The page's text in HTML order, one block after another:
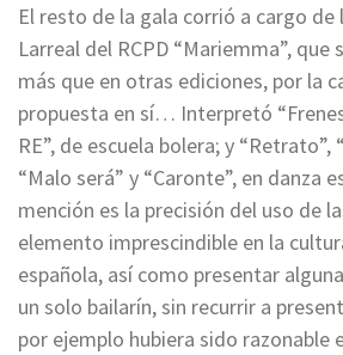
El resto de la gala corrió a cargo de
Larreal del RCPD “Mariemma”,
más que en otras ediciones, por la
propuesta en sí… Interpretó
RE”, de escuela bolera; y “Retrato”,
“Malo será” y “Caronte”, en danza
mención es la precisión del uso de
elemento imprescindible en la
española, así como presentar
un solo bailarín, sin recurrir a
por ejemplo hubiera sido razonable